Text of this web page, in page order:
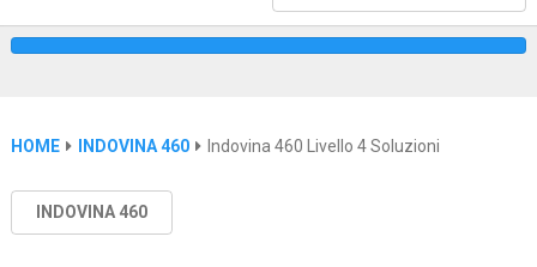
HOME INDOVINA 460 Indovina 460 Livello 4 Soluzioni
INDOVINA 460